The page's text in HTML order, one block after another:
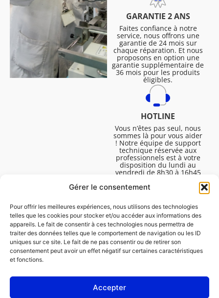
Gérer le consentement
Pour offrir les meilleures expériences, nous utilisons des technologies
telles que les cookies pour stocker et/ou accéder aux informations des
appareils. Le fait de consentir à ces technologies nous permettra de
traiter des données telles que le comportement de navigation ou les ID
uniques sur ce site. Le fait de ne pas consentir ou de retirer son
consentement peut avoir un effet négatif sur certaines caractéristiques
et fonctions.
Accepter
GARANTIE 2 ANS
Faites confiance à notre
service, nous offrons une
garantie de 24 mois sur
chaque réparation. Et nous
proposons en option une
garantie supplémentaire de
36 mois pour les produits
éligibles.
HOTLINE
Vous n’êtes pas seul, nous
sommes là pour vous aider
! Notre équipe de support
technique réservée aux
professionnels est à votre
disposition du lundi au
vendredi de 8h30 à 16h45
pour vous aider à résoudre
toutes vos questions